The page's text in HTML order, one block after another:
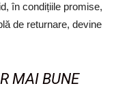
în condițiile promise,
de returnare, devine
MAI BUNE